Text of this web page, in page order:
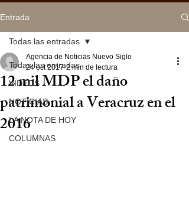
Entrada
Todas las entradas
VIDEOS
NOTICIAS
LA NOTA DE HOY
COLUMNAS
Todas las entradas
12 mil MDP el daño
patrimonial a Veracruz en el
2016
Agencia de Noticias Nuevo Siglo
24 oct 2017 2 min de lectura